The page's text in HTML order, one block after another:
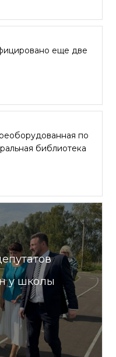
еще две
по
библиотека
у школы